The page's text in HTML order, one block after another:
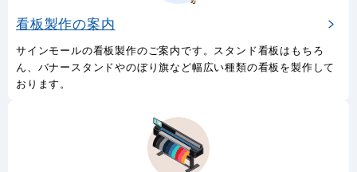
看板製作の案内
サインモールの看板製作のご案内です。スタンド看板はもちろ
ん、バナースタンドやのぼり旗など幅広い種類の看板を製作して
おります。